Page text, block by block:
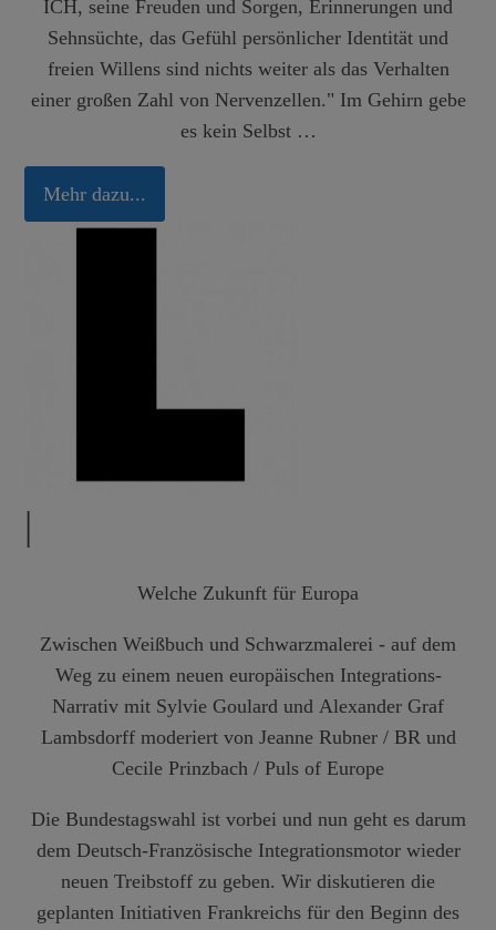
ICH, seine Freuden und Sorgen, Erinnerungen und
Sehnsüchte, das Gefühl persönlicher Identität und
freien Willens sind nichts weiter als das Verhalten
einer großen Zahl von Nervenzellen." Im Gehirn gebe
es kein Selbst …
Mehr dazu...
|
Welche Zukunft für Europa
Zwischen Weißbuch und Schwarzmalerei - auf dem
Weg zu einem neuen europäischen Integrations-
Narrativ mit Sylvie Goulard und Alexander Graf
Lambsdorffmoderiert von Jeanne Rubner/ BR und
Cecile Prinzbach / Puls of Europe
Die Bundestagswahl ist vorbei und nun geht es darum
dem Deutsch-Französische Integrationsmotor wieder
neuen Treibstoff zu geben. Wir diskutieren die
geplanten Initiativen Frankreichs für den Beginn des